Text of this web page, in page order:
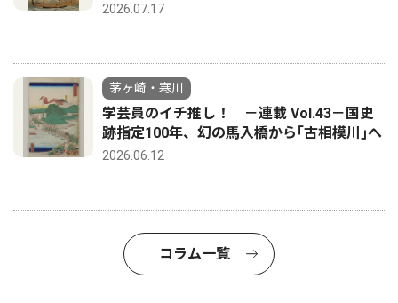
2026.07.17
茅ヶ崎・寒川
学芸員のイチ推し！ －連載 Vol.43－国史
跡指定100年、幻の馬入橋から｢古相模川｣へ
2026.06.12
コラム一覧